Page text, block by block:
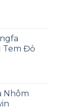
Tem Đỏ
Nhôm